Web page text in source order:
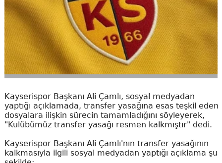
Kayserispor Başkanı Ali Çamlı, sosyal medyadan
yaptığı açıklamada, transfer yasağına esas teşkil eden
dosyalara ilişkin sürecin tamamladığını söyleyerek,
"Kulübümüz transfer yasağı resmen kalkmıştır" dedi.
Kayserispor Başkanı Ali Çamlı'nın transfer yasağının
kalkmasıyla ilgili sosyal medyadan yaptığı açıklama şu